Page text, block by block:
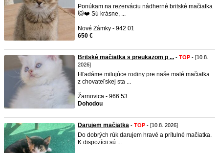
Ponúkam na rezerváciu nádherné britské mačiatka
🐱❤️ Sú krásne, ...
Nové Zámky - 942 01
650 €
Britské mačiatka s preukazom p ... - TOP - [10.8.
2026]
Hľadáme milujúce rodiny pre naše malé mačiatka
z chovateľskej sta ...
Žarnovica - 966 53
Dohodou
Darujem mačiatka - TOP - [10.8. 2026]
Do dobrých rúk darujem hravé a prítulné mačiatka.
K dispozícii sú ...